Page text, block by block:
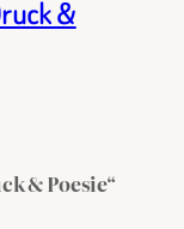
&
& Poesie“